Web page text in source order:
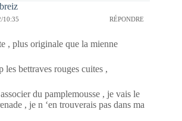
10:35 RÉPONDRE
, plus originale que la mienne
les bettraves rouges cuites ,
du pamplemousse , je vais le
, je n ‘en trouverais pas dans ma